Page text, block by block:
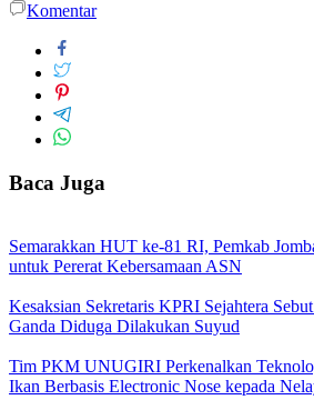
Komentar
Baca Juga
Semarakkan HUT ke-81 RI, Pemkab
untuk Pererat Kebersamaan ASN
Kesaksian Sekretaris KPRI Sejahtera
Ganda Diduga Dilakukan Suyud
Tim PKM UNUGIRI Perkenalkan
Ikan Berbasis Electronic Nose kepada